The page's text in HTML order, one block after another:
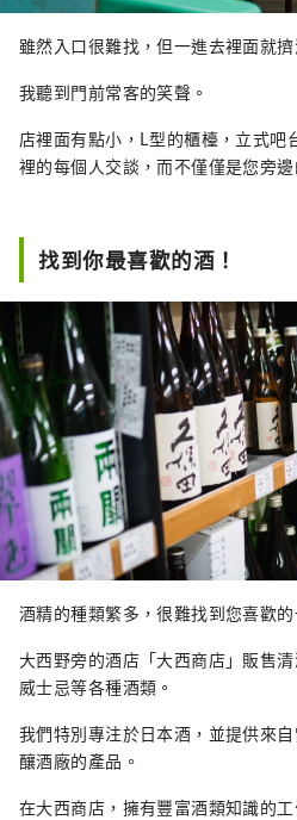
雖然入口很難找，但一進去裡面就擠
我聽到門前常客的笑聲。
店裡面有點小，L型的櫃檯，立式吧
裡的每個人交談，而不僅僅是您旁邊
找到你最喜歡的酒！
酒精的種類繁多，很難找到您喜歡的
大西野旁的酒店「大西商店」販售
威士忌等各種酒類。
我們特別專注於日本酒，並提供來
釀酒廠的產品。
在大西商店，擁有豐富酒類知識的